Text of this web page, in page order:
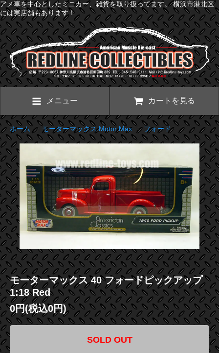
アメ車を中心としたミニカー、雑貨を取り扱ってます。 横浜市港北区
には実店舗もあります！
メニュー カートを見る
ホーム>モーターマックス Motor Max >フォード
モーターマックス 40 フォードピックアップ
1:18 Red
0円(税込0円)
SOLD OUT